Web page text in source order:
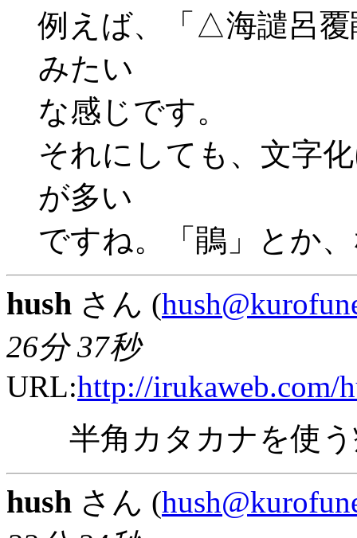
例えば、「△海譴呂
みたい
な感じです。
それにしても、文字
が多い
ですね。「鵑」とか
hush さん (
26分 37秒
URL:http://irukaweb.com/
半角カタカナを使
hush さん (